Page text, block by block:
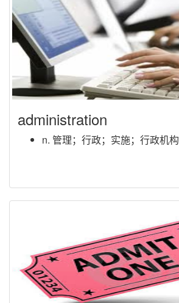
administration
n. 管理；行政；实施；行政机构